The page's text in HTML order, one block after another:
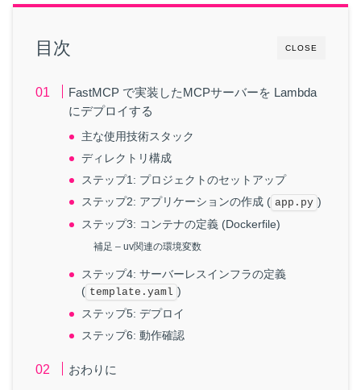
CLOSE
目次
FastMCP で実装したMCPサーバーを Lambda
にデプロイする
主な使用技術スタック
ディレクトリ構成
ステップ1: プロジェクトのセットアップ
ステップ2: アプリケーションの作成 ( app.py )
ステップ3: コンテナの定義 (Dockerfile)
補足 – uv関連の環境変数
ステップ4: サーバーレスインフラの定義
( template.yaml )
ステップ5: デプロイ
ステップ6: 動作確認
おわりに